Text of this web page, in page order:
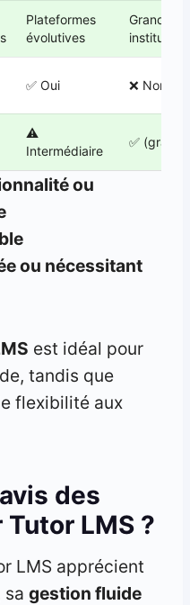
Plateformes
évolutives
Grandes
✅ Oui ❌ Non
⚠️
Intermédiaire
✅ (gratuit)
ou
ou nécessitant
est idéal pour
tandis que
flexibilité aux
des
LMS ?
LMS apprécient
sa gestion fluide